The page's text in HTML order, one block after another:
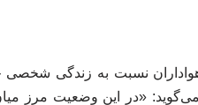
نسبت به زندگی شخصی
می‌گوید: «در این وضعیت مرز